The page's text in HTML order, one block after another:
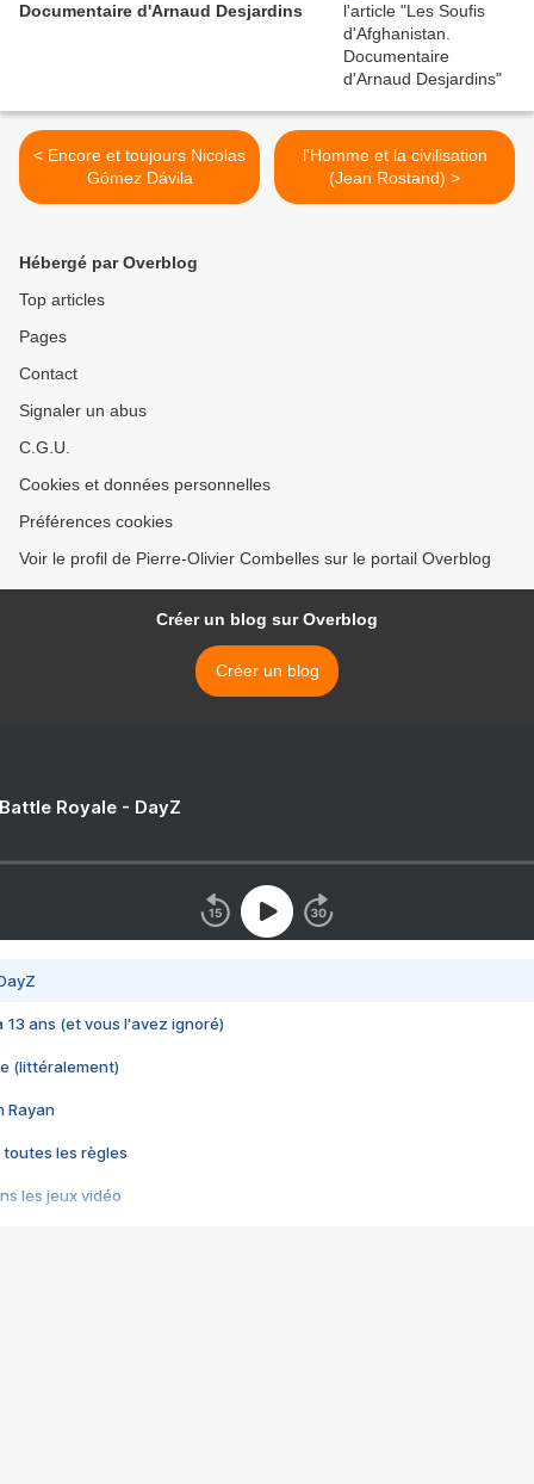
Documentaire d'Arnaud Desjardins
< Encore et toujours Nicolas
Gómez Dávila
l'Homme et la civilisation
(Jean Rostand) >
Hébergé par Overblog
Top articles
Pages
Contact
Signaler un abus
C.G.U.
Cookies et données personnelles
Préférences cookies
Voir le profil de Pierre-Olivier Combelles sur le portail Overblog
Créer un blog sur Overblog
Créer un blog
Royale - DayZ
13 ans (et vous l'avez ignoré)
(littéralement)
Rayan
toutes les règles
les jeux vidéo